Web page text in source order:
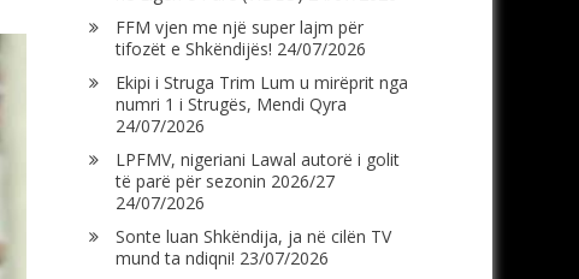
FFM vjen me një super lajm për
tifozët e Shkëndijës! 24/07/2026
Ekipi i Struga Trim Lum u mirëprit nga
numri 1 i Strugës, Mendi Qyra
24/07/2026
LPFMV, nigeriani Lawal autorë i golit
të parë për sezonin 2026/27
24/07/2026
Sonte luan Shkëndija, ja në cilën TV
mund ta ndiqni! 23/07/2026